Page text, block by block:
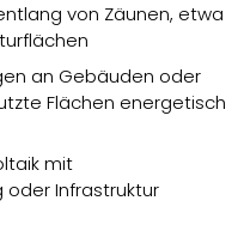
von Zäunen, etwa
an Gebäuden oder
Flächen energetisch
mit
oder Infrastruktur